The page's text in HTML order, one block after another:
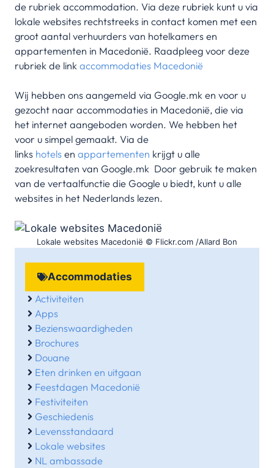
de rubriek accommodation. Via deze rubriek kunt u via
lokale websites rechtstreeks in contact komen met een
groot aantal verhuurders van hotelkamers en
appartementen in Macedonië. Raadpleeg voor deze
rubriek de link accommodaties Macedonië
Wij hebben ons aangemeld via Google.mk en voor u
gezocht naar accommodaties in Macedonië, die via
het internet aangeboden worden. We hebben het
voor u simpel gemaakt. Via de
links hotels en appartementen krijgt u alle
zoekresultaten van Google.mk Door gebruik te maken
van de vertaalfunctie die Google u biedt, kunt u alle
websites in het Nederlands lezen.
Lokale websites Macedonië © Flickr.com /Allard Bon
Accommodaties
Activiteiten
Apps
Bezienswaardigheden
Brochures
Douane
Eten drinken en uitgaan
Feestdagen Macedonië
Festiviteiten
Geschiedenis
Levensstandaard
Lokale websites
NL ambassade